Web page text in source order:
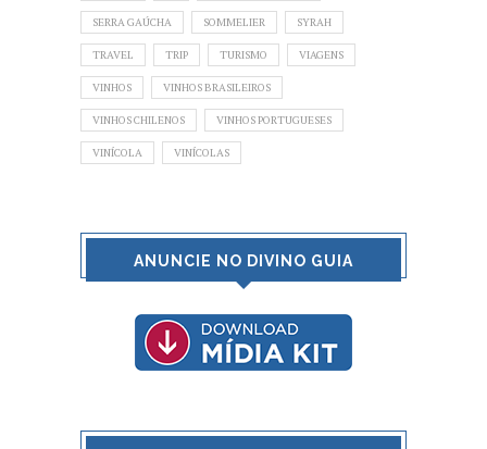
SERRA GAÚCHA SOMMELIER SYRAH
TRAVEL TRIP TURISMO VIAGENS
VINHOS VINHOS BRASILEIROS
VINHOS CHILENOS VINHOS PORTUGUESES
VINÍCOLA VINÍCOLAS
ANUNCIE NO DIVINO GUIA